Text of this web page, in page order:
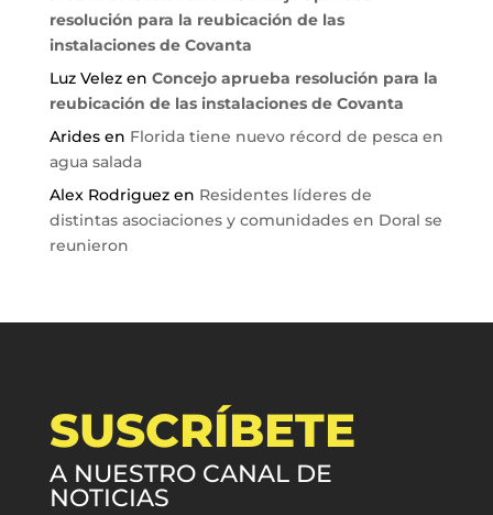
resolución para la reubicación de las
instalaciones de Covanta
Luz Velezen Concejo aprueba resolución para la
reubicación de las instalaciones de Covanta
Aridesen Florida tiene nuevo récord de pesca en
agua salada
Alex Rodriguezen Residentes líderes de
distintas asociaciones y comunidades en Doral se
reunieron
SUSCRÍBETE
A NUESTRO CANAL DE
NOTICIAS